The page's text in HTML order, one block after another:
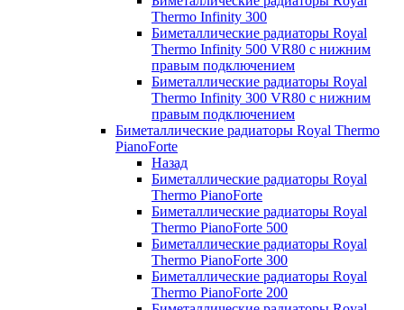
Thermo Infinity 300
Биметаллические радиаторы Royal
Thermo Infinity 500 VR80 с нижним
правым подключением
Биметаллические радиаторы Royal
Thermo Infinity 300 VR80 с нижним
правым подключением
Биметаллические радиаторы Royal Thermo
PianoForte
Назад
Биметаллические радиаторы Royal
Thermo PianoForte
Биметаллические радиаторы Royal
Thermo PianoForte 500
Биметаллические радиаторы Royal
Thermo PianoForte 300
Биметаллические радиаторы Royal
Thermo PianoForte 200